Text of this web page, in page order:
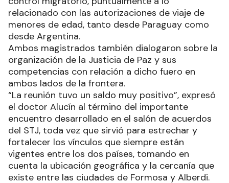
relacionado con las autorizaciones de viaje de
menores de edad, tanto desde Paraguay como
desde Argentina.
Ambos magistrados también dialogaron sobre la
organización de la Justicia de Paz y sus
competencias con relación a dicho fuero en
ambos lados de la frontera.
“La reunión tuvo un saldo muy positivo”, expresó
el doctor Alucín al término del importante
encuentro desarrollado en el salón de acuerdos
del STJ, toda vez que sirvió para estrechar y
fortalecer los vínculos que siempre están
vigentes entre los dos países, tomando en
cuenta la ubicación geográfica y la cercanía que
existe entre las ciudades de Formosa y Alberdi.